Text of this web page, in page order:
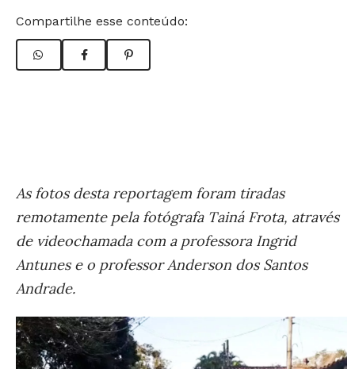
Compartilhe esse conteúdo:
As fotos desta reportagem foram tiradas
remotamente pela fotógrafa Tainá Frota, através
de videochamada com a professora Ingrid
Antunes e o professor Anderson dos Santos
Andrade.